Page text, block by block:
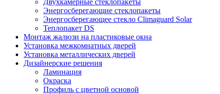
Двухкамерные стеклопакеты
Энергосберегающие стеклопакеты
Энергосберегающее стекло Climaguard Solar
Теплопакет DS
Монтаж жалюзи на пластиковые окна
Установка межкомнатных дверей
Установка металлических дверей
Дизайнерские решения
Ламинация
Окраска
Профиль с цветной основой